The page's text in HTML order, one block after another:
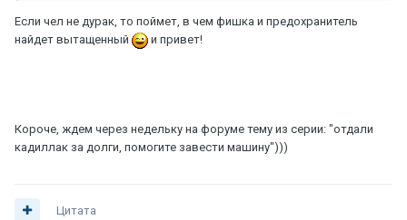
Если чел не дурак, то поймет, в чем фишка и предохранитель
найдет вытащенный
и привет!
Короче, ждем через недельку на форуме тему из серии: "отдали
кадиллак за долги, помогите завести машину")))
Цитата